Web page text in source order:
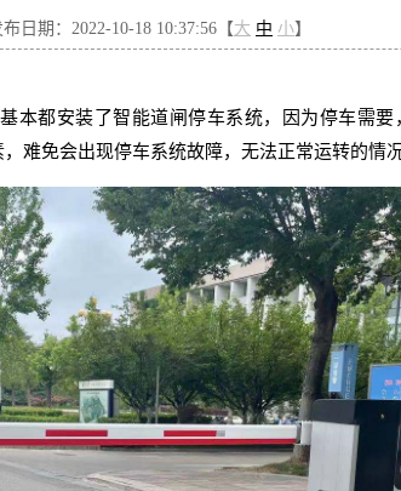
日期：2022-10-18 10:37:56【大 中 小】
本都安装了智能道闸停车系统，因为停车需
难免会出现停车系统故障，无法正常运转的情况